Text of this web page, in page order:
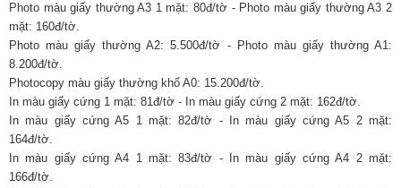
Photo màu giấy thường A3 1 mặt: 80đ/tờ - Photo màu giấy thường A3 2
mặt: 160đ/tờ.
Photo màu giấy thường A2: 5.500đ/tờ - Photo màu giấy thường A1:
8.200đ/tờ.
Photocopy màu giấy thường khổ A0: 15.200đ/tờ.
In màu giấy cứng 1 mặt: 81đ/tờ - In màu giấy cứng 2 mặt: 162đ/tờ.
In màu giấy cứng A5 1 mặt: 82đ/tờ - In màu giấy cứng A5 2 mặt:
164đ/tờ.
In màu giấy cứng A4 1 mặt: 83đ/tờ - In màu giấy cứng A4 2 mặt:
166đ/tờ.